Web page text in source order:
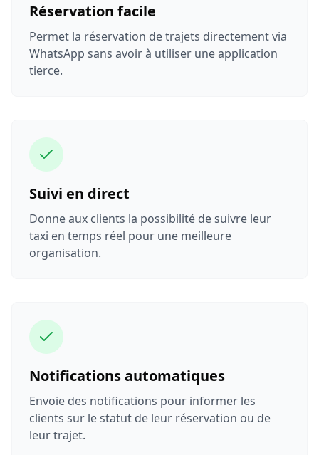
Réservation facile
Permet la réservation de trajets directement via
WhatsApp sans avoir à utiliser une application
tierce.
Suivi en direct
Donne aux clients la possibilité de suivre leur
taxi en temps réel pour une meilleure
organisation.
Notifications automatiques
Envoie des notifications pour informer les
clients sur le statut de leur réservation ou de
leur trajet.